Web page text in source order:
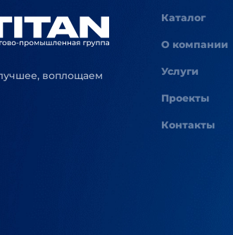
воплощаем
Каталог
О компании
Услуги
Проекты
Контакты